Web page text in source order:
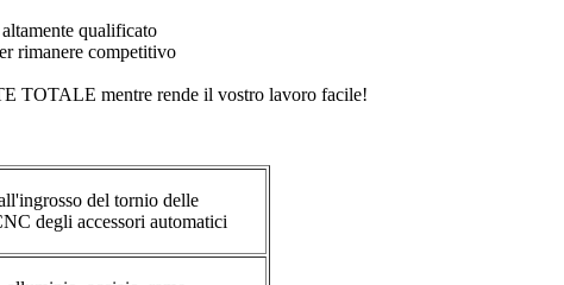
qualificato
rimanere competitivo
TOTALE mentre rende il vostro lavoro facile!
del tornio delle
degli accessori automatici